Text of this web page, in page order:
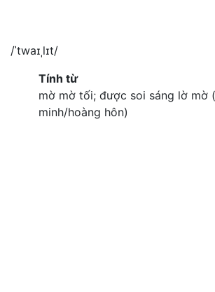
/ˈtwaɪˌlɪt/
Tính từ
mờ mờ tối; được soi sáng lờ mờ
minh/hoàng hôn)